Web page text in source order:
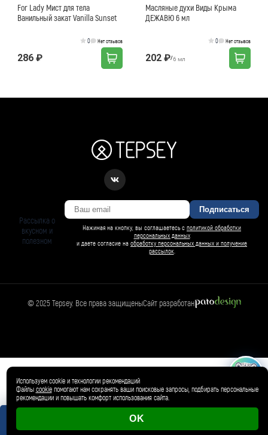
🛍️ Магазин
Товар добавлен в корзину ✓
Корзина пуста
For Lady Мист для тела
Ванильный закат Vanilla Sunset
0 Нет отзывов
286 ₽
Масляные духи Виды Крыма
ДЕЖАВЮ 6 мл
0 Нет отзывов
202 ₽/6 мл
Рассылка о
вкусном и
полезном
Подписаться
Нажимая на кнопку, вы соглашаетесь с политикой обработки
персональных данных
и даете согласие на обработку персональных данных и получение
рассылок
© 2025 Tepsey. Все права защищеныСайт разработан
Используем cookie и технологии рекомендаций
Файлы cookieпомогают нам сохранять ваши поисковые запросы, подбирать персональные
рекомендации и повышать комфорт использования сайта.
OK